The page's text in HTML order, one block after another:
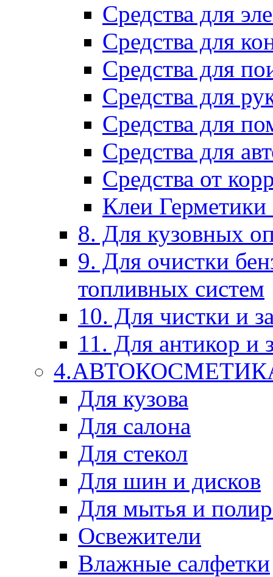
Средства для
Средства для
Средства для
Средства для
Средства для
Средства для
Средства от
Клеи
8. Для кузовных
9. Для очистки
топливных систем
10. Для чистки и
11. Для антикор и
Для кузова
Для салона
Для стекол
Для шин и дисков
Для мытья и
Освежители
Влажные салфетки